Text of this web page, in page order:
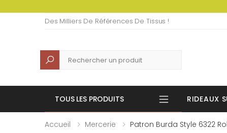
Des Milliers De Références De Tissus !
Recherche
TOUS LES PRODUITS RIDEAUX
Accueil Mercerie Patron Burda Style 6322